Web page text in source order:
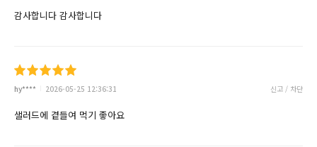
감사합니다 감사합니다
hy**** 2026-05-25 12:36:31 신고 / 차단
샐러드에 곁들여 먹기 좋아요